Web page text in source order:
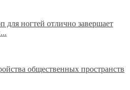
ногтей отлично завершает
общественных пространств